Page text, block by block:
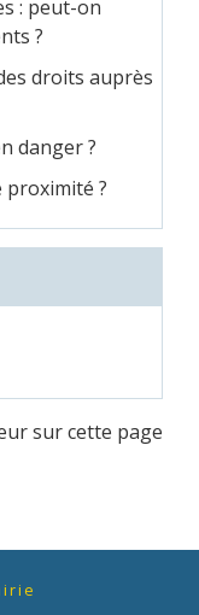
: peut-on
?
droits auprès
danger ?
proximité ?
sur cette page